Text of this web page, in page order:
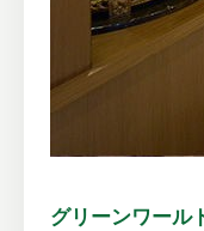
グリーンワール